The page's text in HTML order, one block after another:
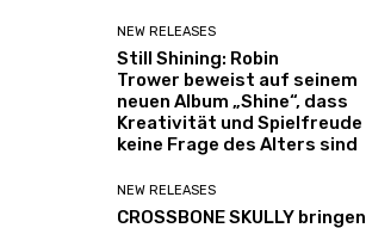
NEW RELEASES
Still Shining: Robin
Trower beweist auf seinem
neuen Album „Shine“, dass
Kreativität und Spielfreude
keine Frage des Alters sind
NEW RELEASES
CROSSBONE SKULLY bringen